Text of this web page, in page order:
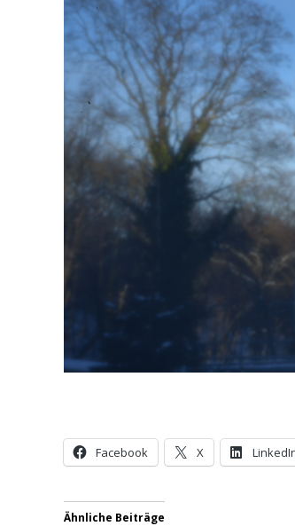
Facebook X
Ähnliche Beiträge